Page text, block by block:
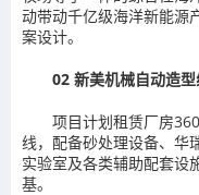
动带动千亿级海洋新能源
案设计。
02 新美机械自动造
项目计划租赁厂房
线，配备砂处理设备、华
实验室及各类辅助配套设
基。